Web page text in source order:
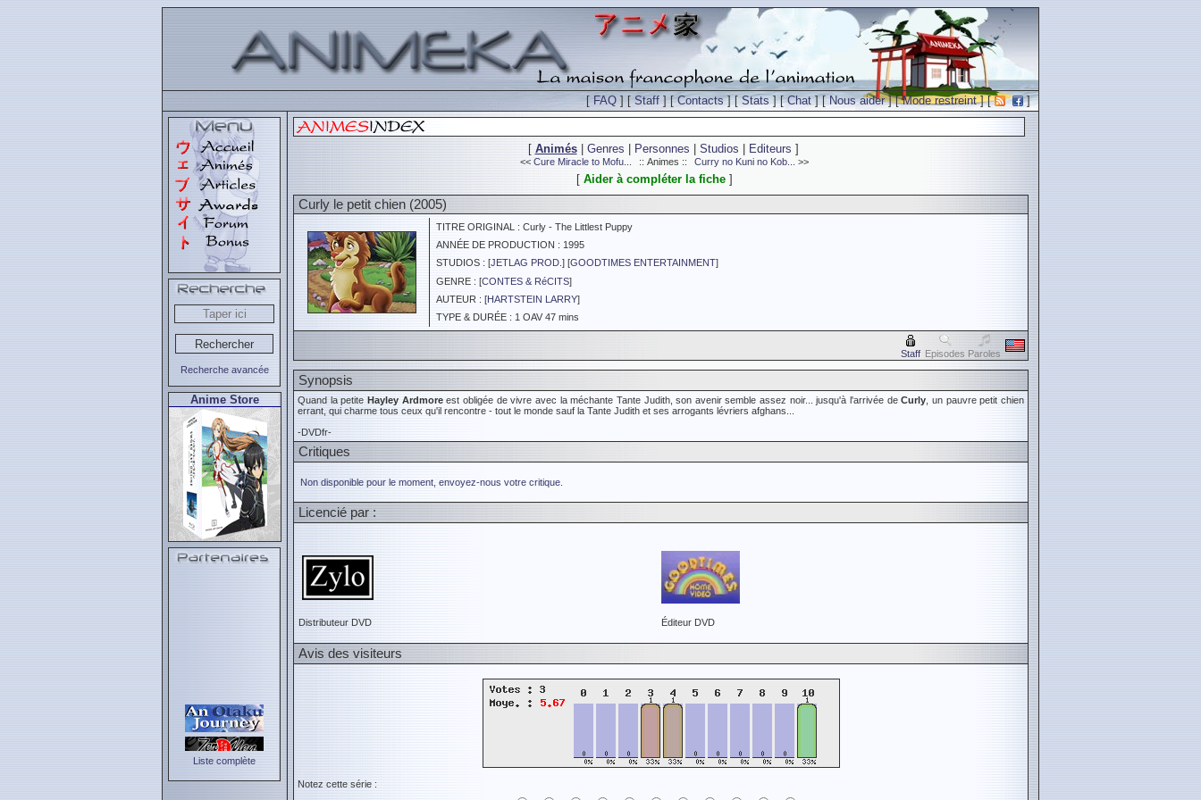
[FAQ ] [Staff ] [Contacts] [Stats] [Chat] [Nous aider] [Mode restreint] [ ]
Recherche avancée
Anime Store
Liste complète
[ Animés| Genres Personnes Studios Editeurs ]
<< Cure Miracle to Mofu... :: Animes :: Curry no Kuni no Kob... >>
[ Aider à compléter la fiche]
Curly le petit chien (2005)
TITRE ORIGINAL : Curly - The Littlest Puppy
ANNÉE DE PRODUCTION : 1995
STUDIOS : [JETLAG PROD. ] [GOODTIMES ENTERTAINMENT]
GENRE : [CONTES & RéCITS]
AUTEUR : [HARTSTEIN LARRY]
TYPE & DURÉE : 1 OAV 47 mins
Staff Episodes Paroles
Synopsis
Quand la petite Hayley Ardmoreest obligée de vivre avec la méchante Tante Judith, son avenir semble assez noir... jusqu'à l'arrivée deCurly , un pauvre petit chien
errant, qui charme tous ceux qu'il rencontre - tout le monde sauf la Tante Judith et ses arrogants lévriers afghans...
-DVDfr-
Critiques
Non disponible pour le moment, envoyez-nous votre critique.
Licencié par :
Distributeur DVD Éditeur DVD
Avis des visiteurs
Notez cette série :